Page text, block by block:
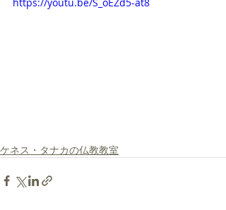
ケネス・タナカの仏教教室